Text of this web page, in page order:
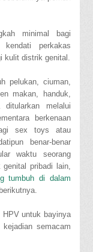
minimal bagi
perkakas
kulit distrik genital.
pelukan, ciuman,
makan, handuk,
melalui
berkenaan
sex toys atau
benar-benar
waktu seorang
genital pribadi lain,
tumbuh di dalam
HPV untuk bayinya
semacam